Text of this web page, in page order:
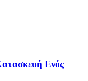
Ενός